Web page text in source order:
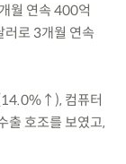
월 연속 400억
로 3개월 연속
컴퓨터
호조를 보였고,